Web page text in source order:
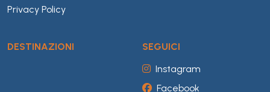
Privacy Policy
DESTINAZIONI
SEGUICI
Instagram
Facebook